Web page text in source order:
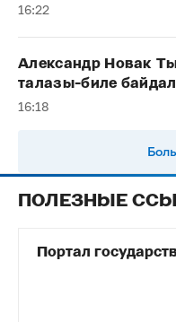
16:22
Александр Новак
талазы-биле
16:18
ПОЛЕЗНЫЕ
Портал